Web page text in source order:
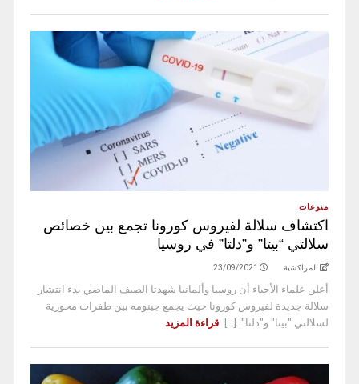
منوعات
اكتشاف سلالة لفيروس كورونا تجمع بين خصائص
سلالتي “بيتا” و”دلتا” في روسيا
المراكشية 23/09/2021
أعلن علماء الأحياء أن روسيا وألمانيا شهدتا الصيف الماضي بدء انتشار
سلالة جديدة لفيروس كورونا حيث يجمع جينومه بين طفرات محورية
لسلالتي "بيتا" و"دلتا". [...]
قراءة المزيد